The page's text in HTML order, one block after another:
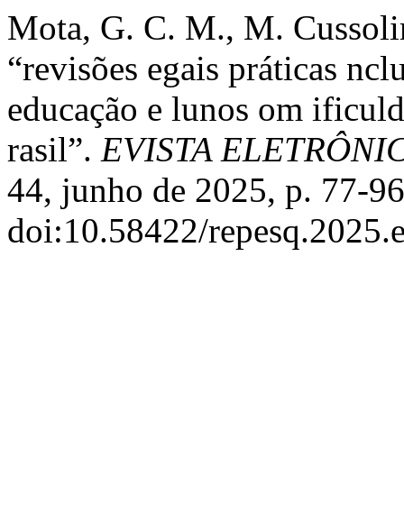
Mota, G. C. M., M.
“revisões egais práticas
educação e lunos om
rasil”. EVISTA
44, junho de 2025, p. 77-
doi:10.58422/